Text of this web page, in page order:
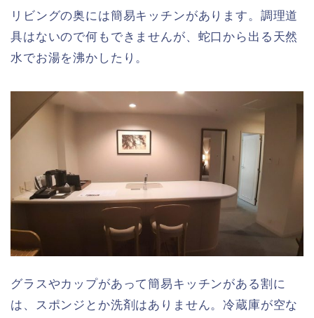
リビングの奥には簡易キッチンがあります。調理道
具はないので何もできませんが、蛇口から出る天然
水でお湯を沸かしたり。
グラスやカップがあって簡易キッチンがある割に
は、スポンジとか洗剤はありません。冷蔵庫が空な